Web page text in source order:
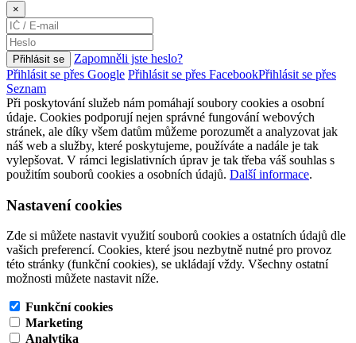
×
Přihlásit se
Zapomněli jste heslo?
Přihlásit se přes Google Přihlásit se přes FacebookPřihlásit se přes
Seznam
Při poskytování služeb nám pomáhají soubory cookies a osobní
údaje. Cookies podporují nejen správné fungování webových
stránek, ale díky všem datům můžeme porozumět a analyzovat jak
náš web a služby, které poskytujeme, používáte a nadále je tak
vylepšovat. V rámci legislativních úprav je tak třeba váš souhlas s
použitím souborů cookies a osobních údajů. Další informace.
Nastavení cookies
Zde si můžete nastavit využití souborů cookies a ostatních údajů dle
vašich preferencí. Cookies, které jsou nezbytně nutné pro provoz
této stránky (funkční cookies), se ukládají vždy. Všechny ostatní
možnosti můžete nastavit níže.
Funkční cookies
Marketing
Analytika